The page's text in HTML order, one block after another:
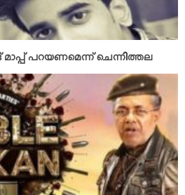
പറയണമെന്ന് ചെന്നിത്തല